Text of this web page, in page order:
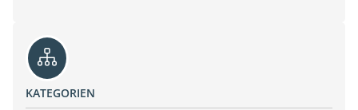
KATEGORIEN